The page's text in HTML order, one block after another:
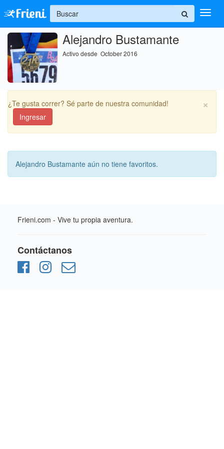
Ingresar
Inicio
Ayuda
+
Alejandro Bustamante
Activo desde October 2016
×
¿Te gusta correr? Sé parte de nuestra comunidad!
Ingresar
Alejandro Bustamante aún no tiene favoritos.
Frieni.com - Vive tu propia aventura.
Contáctanos